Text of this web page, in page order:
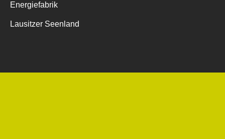
Energiefabrik
Lausitzer Seenland